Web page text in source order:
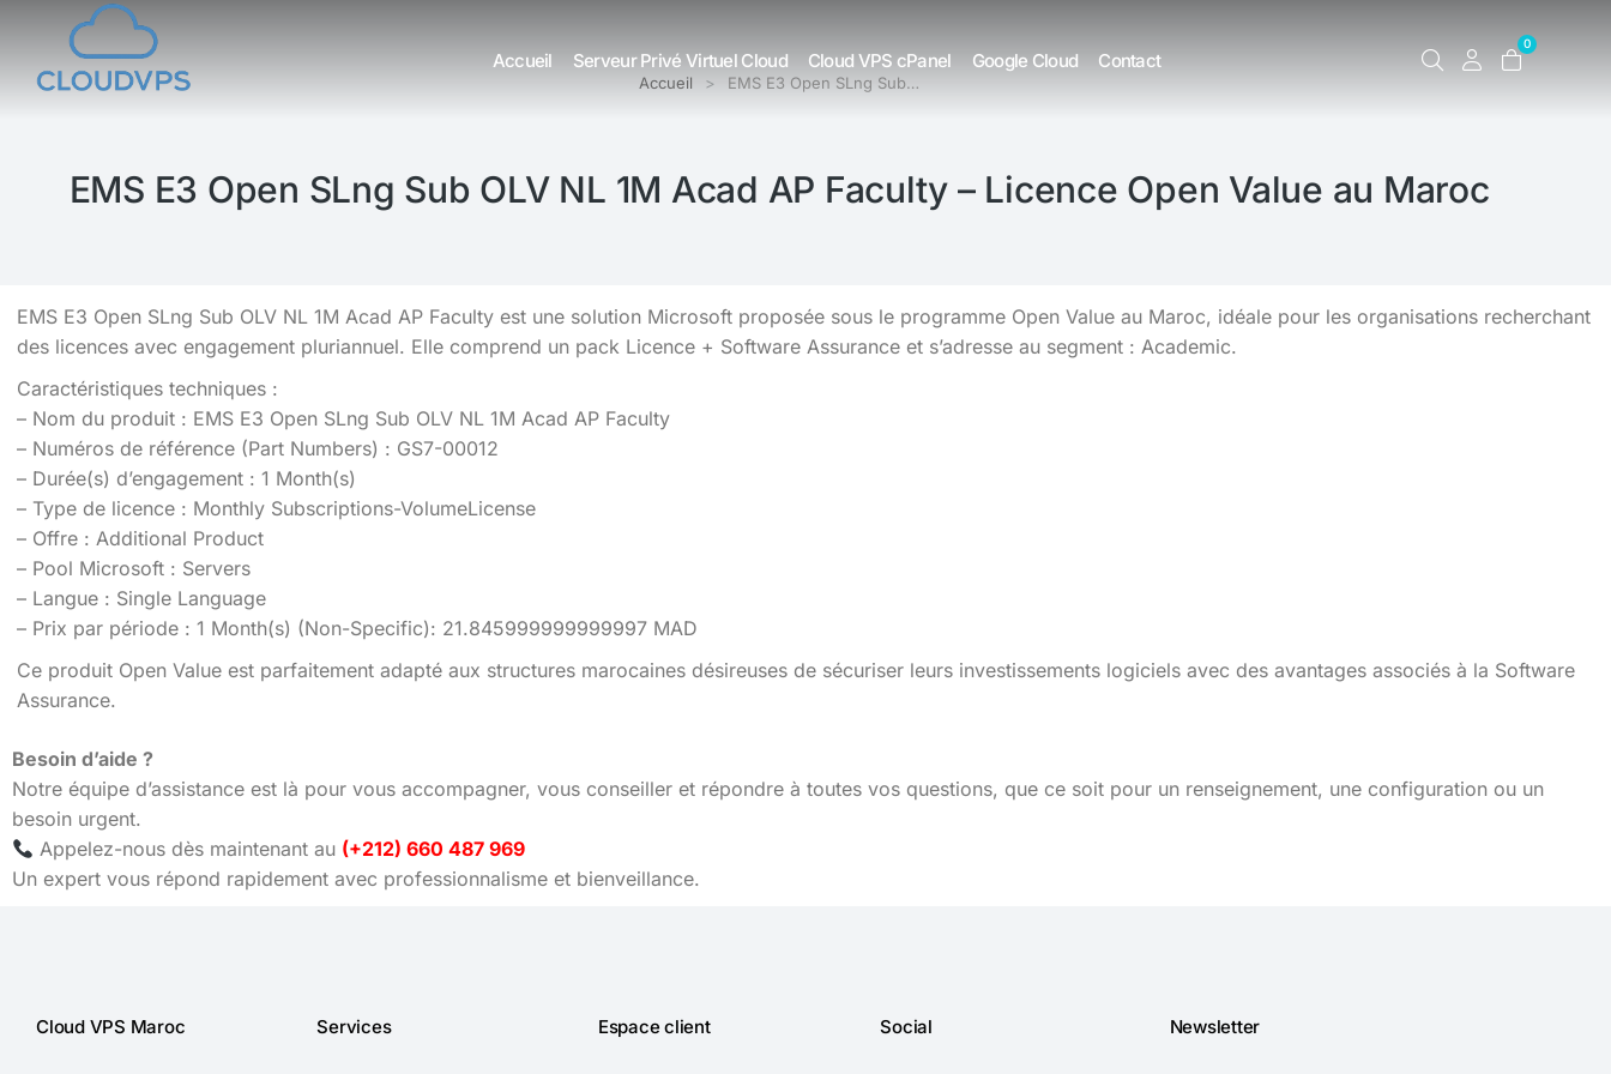
Accueil Serveur Privé Virtuel Cloud Cloud VPS cPanel Google Cloud Contact
0
Vous êtes ici : Accueil EMS E3 Open SLng Sub…
EMS E3 Open SLng Sub OLV NL 1M Acad AP Faculty – Licence Open Value au Maroc
EMS E3 Open SLng Sub OLV NL 1M Acad AP Faculty est une solution Microsoft proposée sous le programme Open Value au Maroc, idéale pour les organisations recherchant
des licences avec engagement pluriannuel. Elle comprend un pack Licence + Software Assurance et s’adresse au segment : Academic.
Caractéristiques techniques :
– Nom du produit : EMS E3 Open SLng Sub OLV NL 1M Acad AP Faculty
– Numéros de référence (Part Numbers) : GS7-00012
– Durée(s) d’engagement : 1 Month(s)
– Type de licence : Monthly Subscriptions-VolumeLicense
– Offre : Additional Product
– Pool Microsoft : Servers
– Langue : Single Language
– Prix par période : 1 Month(s) (Non-Specific): 21.845999999999997 MAD
Ce produit Open Value est parfaitement adapté aux structures marocaines désireuses de sécuriser leurs investissements logiciels avec des avantages associés à la Software
Assurance.
Besoin d’aide ?
Notre équipe d’assistance est là pour vous accompagner, vous conseiller et répondre à toutes vos questions, que ce soit pour un renseignement, une configuration ou un
besoin urgent.
Appelez-nous dès maintenant au (+212) 660 487 969
Un expert vous répond rapidement avec professionnalisme et bienveillance.
Cloud VPS Maroc Services Espace client Social Newsletter